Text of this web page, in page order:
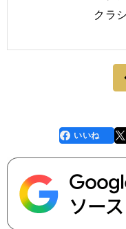
クラ
faceboo
k
いいね